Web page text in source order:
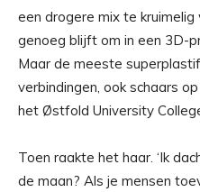
een drogere mix te
genoeg blijft om in een 3D-
Maar de meeste
verbindingen, ook schaars
het Østfold University
Toen raakte het haar. ‘Ik
de maan? Als je mensen